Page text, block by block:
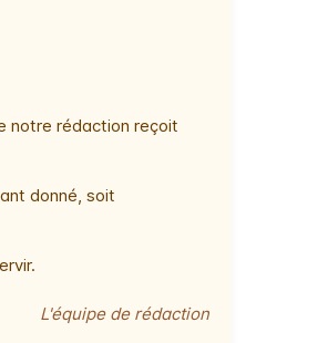
notre rédaction reçoit
donné, soit
L'équipe de rédaction